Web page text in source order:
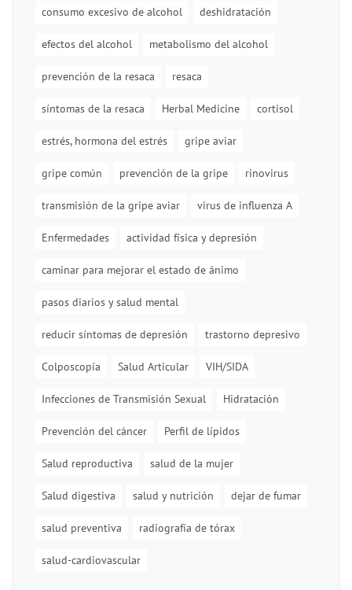
consumo excesivo de alcohol deshidratación
efectos del alcohol metabolismo del alcohol
prevención de la resaca resaca
síntomas de la resaca Herbal Medicine cortisol
estrés, hormona del estrés gripe aviar
gripe común prevención de la gripe rinovirus
transmisión de la gripe aviar virus de influenza A
Enfermedades actividad física y depresión
caminar para mejorar el estado de ánimo
pasos diarios y salud mental
reducir síntomas de depresión trastorno depresivo
Colposcopía Salud Articular VIH/SIDA
Infecciones de Transmisión Sexual Hidratación
Prevención del cáncer Perfil de lípidos
Salud reproductiva salud de la mujer
Salud digestiva salud y nutrición dejar de fumar
salud preventiva radiografía de tórax
salud-cardiovascular